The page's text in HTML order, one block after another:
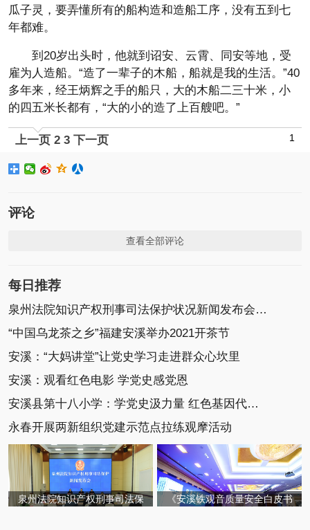
瓜子灵，要弄懂所有的船构造和造船工序，没有五到七
年都难。
到20岁出头时，他就到诏安、云霄、同安等地，受
雇为人造船。“造了一辈子的木船，船就是我的生活。”40
多年来，经王炳辉之手的船只，大的木船二三十米，小
的四五米长都有，“大的小的造了上百艘吧。”
上一页 1
2 3 下一页
评论
查看全部评论
每日推荐
泉州法院知识产权刑事司法保护状况新闻发布会召开
“中国乌龙茶之乡”福建安溪举办2021开茶节
安溪：“大妈讲堂”让党史学习走进群众心坎里
安溪：观看红色电影 学党史感党恩
安溪县第十八小学：学党史汲力量 红色基因代代传
永春开展两新组织党建示范点拉练观摩活动
泉州法院知识产权刑事司法保 《安溪铁观音质量安全白皮书